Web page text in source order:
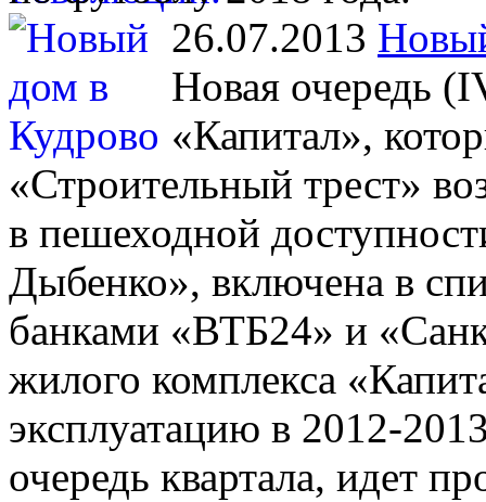
26.07.2013
Новая очередь
«Капитал»,
«Строительный трест»
в пешеходной
Дыбенко», включена в
банками «ВТБ24» и
жилого комплекса
эксплуатацию в 2012-
очередь квартала, идет